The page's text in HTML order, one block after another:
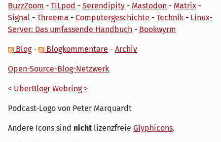
BuzzZoom - TILpod - Serendipity - Mastodon - Matrix -
Signal - Threema - Computergeschichte - Technik - Linux-
Server: Das umfassende Handbuch - Bookwyrm
Blog- Blogkommentare - Archiv
Open-Source-Blog-Netzwerk
< UberBlogr Webring >
Podcast-Logo von Peter Marquardt
Andere Icons sind nicht lizenzfreie Glyphicons.